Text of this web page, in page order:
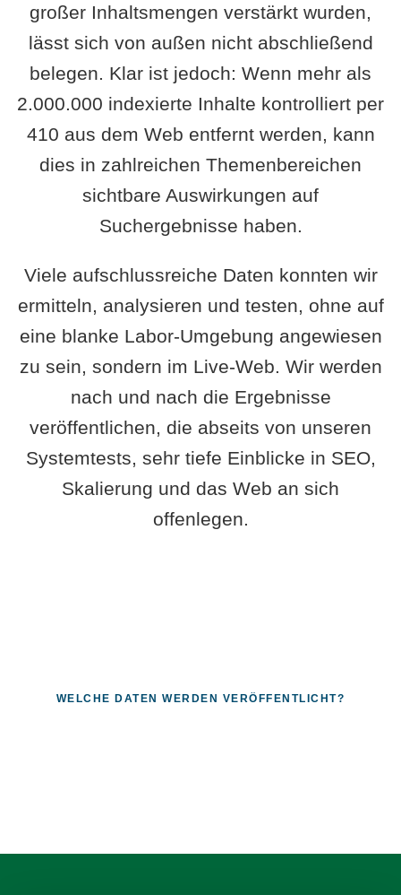
großer Inhaltsmengen verstärkt wurden,
lässt sich von außen nicht abschließend
belegen. Klar ist jedoch: Wenn mehr als
2.000.000 indexierte Inhalte kontrolliert per
410 aus dem Web entfernt werden, kann
dies in zahlreichen Themenbereichen
sichtbare Auswirkungen auf
Suchergebnisse haben.
Viele aufschlussreiche Daten konnten wir
ermitteln, analysieren und testen, ohne auf
eine blanke Labor-Umgebung angewiesen
zu sein, sondern im Live-Web. Wir werden
nach und nach die Ergebnisse
veröffentlichen, die abseits von unseren
Systemtests, sehr tiefe Einblicke in SEO,
Skalierung und das Web an sich
offenlegen.
WELCHE DATEN WERDEN VERÖFFENTLICHT?